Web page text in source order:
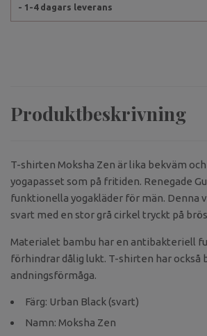
- 1-4 dagars leverans
Produktbeskrivning
T-shirten Moksha Zen är lika bekväm
yogapasset som på fritiden. Renegade
funktionella yogakläder för män. Denna
svart med en stor grå cirkel tryckt på
Materialet bambu har en antibakteriell
förhindrar dålig lukt. T-shirten har också
andningsförmåga.
Färg: Urban Black (svart)
Namn: Moksha Zen